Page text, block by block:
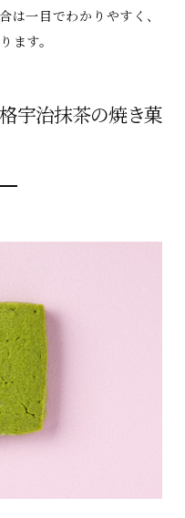
は一目でわかりやすく、
ます。
宇治抹茶の焼き菓